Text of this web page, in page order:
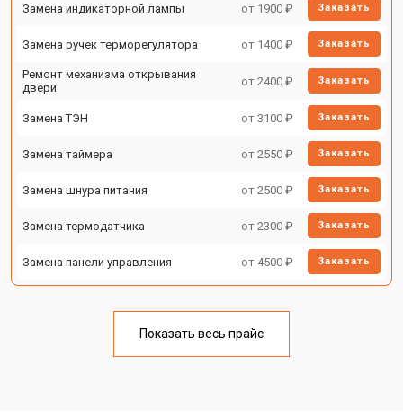
Замена индикаторной лампы от 1900 ₽ Заказать
Замена ручек терморегулятора от 1400 ₽ Заказать
Ремонт механизма открывания
двери
от 2400 ₽ Заказать
Замена ТЭН от 3100 ₽ Заказать
Замена таймера от 2550 ₽ Заказать
Замена шнура питания от 2500 ₽ Заказать
Замена термодатчика от 2300 ₽ Заказать
Замена панели управления от 4500 ₽ Заказать
Показать весь прайс